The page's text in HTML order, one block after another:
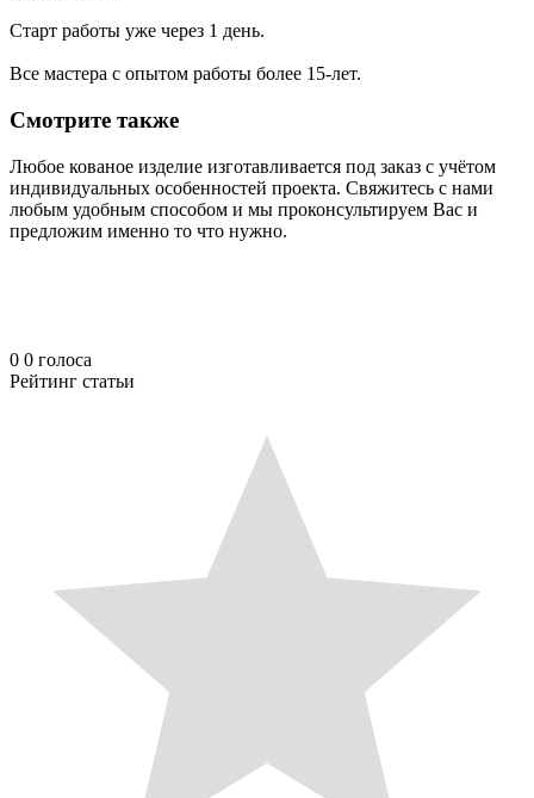
Старт работы уже через 1 день.
Все мастера с опытом работы более 15-лет.
Смотрите также
Любое кованое изделие изготавливается под заказ с учётом
индивидуальных особенностей проекта. Свяжитесь с нами
любым удобным способом и мы проконсультируем Вас и
предложим именно то что нужно.
0 0 голоса
Рейтинг статьи